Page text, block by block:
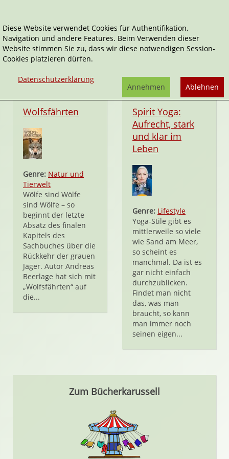
Gütersloher Verlagshaus
Wolfsfährten
Genre: Natur und
Tierwelt
Wölfe sind Wölfe
sind Wölfe – so
beginnt der letzte
Absatz des finalen
Kapitels des
Sachbuches über die
Rückkehr der grauen
Jäger. Autor Andreas
Beerlage hat sich mit
„Wolfsfährten“ auf
die...
Hardcover
Spirit Yoga:
Aufrecht, stark
und klar im
Leben
Genre: Lifestyle
Yoga-Stile gibt es
mittlerweile so viele
wie Sand am Meer,
so scheint es
manchmal. Da ist es
gar nicht einfach
durchzublicken.
Findet man nicht
das, was man
braucht, so kann
man immer noch
seinen eigen...
Zum Bücherkarussell
Diese Website verwendet Cookies für Authentifikation,
Navigation und andere Features. Beim Verwenden dieser
Website stimmen Sie zu, dass wir diese notwendigen Session-
Cookies platzieren dürfen.
Datenschutzerklärung
Ablehnen
Annehmen